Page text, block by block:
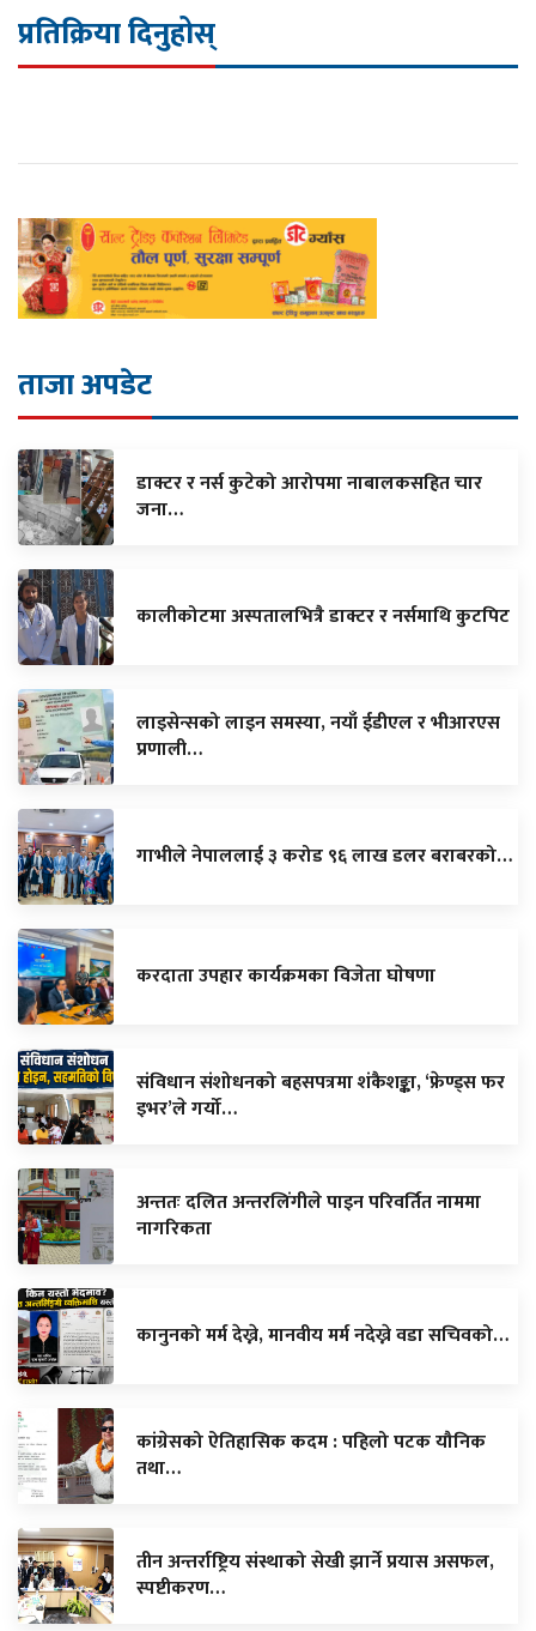
प्रतिक्रिया दिनुहोस्
ताजा अपडेट
डाक्टर र नर्स कुटेको आरोपमा नाबालकसहित चार
जना…
कालीकोटमा अस्पतालभित्रै डाक्टर र नर्समाथि कुटपिट
लाइसेन्सको लाइन समस्या, नयाँ ईडीएल र भीआरएस
प्रणाली…
गाभीले नेपाललाई ३ करोड ९६ लाख डलर बराबरको…
करदाता उपहार कार्यक्रमका विजेता घाेषणा
संविधान संशोधनको बहसपत्रमा शंकैशङ्का, ‘फ्रेण्ड्स फर
इभर’ले गर्यो…
अन्ततः दलित अन्तरलिंगीले पाइन परिवर्तित नाममा
नागरिकता
कानुनको मर्म देख्ने, मानवीय मर्म नदेख्ने वडा सचिवको…
कांग्रेसको ऐतिहासिक कदम : पहिलो पटक यौनिक
तथा…
तीन अन्तर्राष्ट्रिय संस्थाको सेखी झार्ने प्रयास असफल,
स्पष्टीकरण…